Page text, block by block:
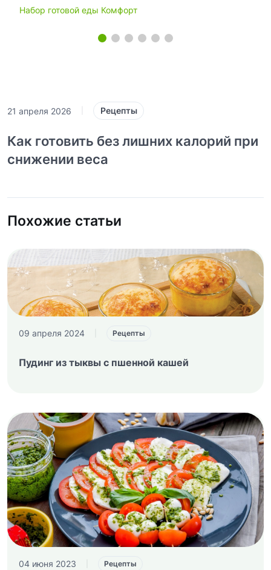
Набор готовой еды Комфорт
21 апреля 2026 Рецепты
Как готовить без лишних калорий при
снижении веса
Похожие статьи
09 апреля 2024 Рецепты
Пудинг из тыквы с пшенной кашей
04 июня 2023 Рецепты